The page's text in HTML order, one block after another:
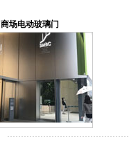
商场电动玻璃门